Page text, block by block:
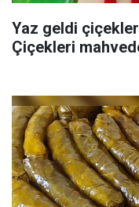
Yaz geldi
Çiçekleri